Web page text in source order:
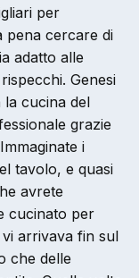
per
pena cercare di
adatto alle
Genesi
la cucina del
grazie
i
tavolo, e quasi
avrete
cucinato per
arrivava fin sul
che delle